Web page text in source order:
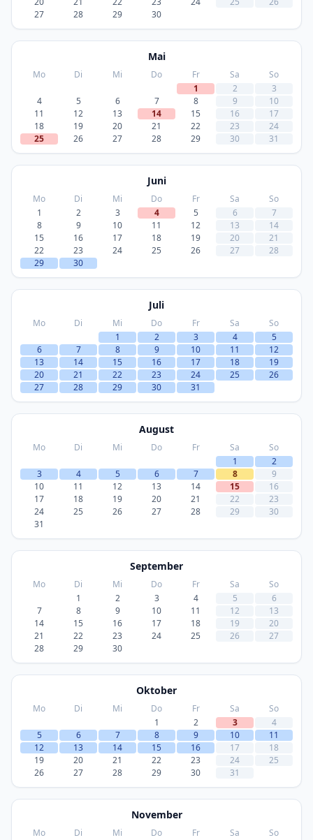
27
28 29 30
Mai
Mo Di Mi Do Fr Sa
So
1
2
3
4
5 6 7 8 9
10
11
12 13 14 15 16
17
18
19 20 21 22 23
24
25
26 27 28 29 30 31
Juni
Mo Di Mi Do Fr Sa
So
1
2 3 4 5 6
7
8
9 10 11 12 13
14
15
16 17 18 19 20
21
22
23 24 25 26 27
28
29
30
Juli
Mo Di Mi Do Fr Sa
So
1
2 3 4
5
6
7 8 9 10 11
12
13
14 15 16 17 18
19
20
21 22 23 24 25
26
27
28 29 30 31
August
Mo Di Mi Do Fr Sa
So
1
2
3
4 5 6 7 8
9
10
11 12 13 14 15
16
17
18 19 20 21 22
23
24
25 26 27 28 29
30
31
September
Mo Di Mi Do Fr Sa
So
1
2 3 4 5
6
7
8 9 10 11 12
13
14
15 16 17 18 19
20
21
22 23 24 25 26
27
28
29 30
Oktober
Mo Di Mi Do Fr Sa
So
1
2 3
4
5
6 7 8 9 10
11
12
13 14 15 16 17
18
19
20 21 22 23 24
25
26
27 28 29 30 31
November
Mo Di Mi Do Fr Sa
So